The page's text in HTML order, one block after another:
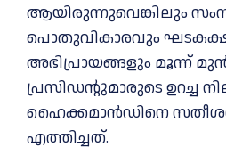
ആയിരുന്നുവെങ്കിലും
പൊതുവികാരവും
അഭിപ്രായങ്ങളും മൂന്ന് മുൻ
പ്രസിഡന്റുമാരുടെ ഉറച്ച
ഹൈക്കമാൻഡിനെ
എത്തിച്ചത്.